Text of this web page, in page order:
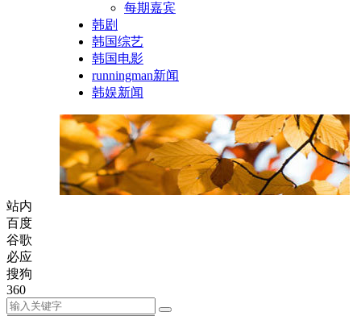
每期嘉宾
韩剧
韩国综艺
韩国电影
runningman新闻
韩娱新闻
站内
百度
谷歌
必应
搜狗
360